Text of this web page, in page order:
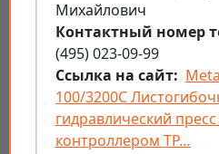
Михайлович
Контактный номер
(495) 023-09-99
Ссылка на сайт
100/3200C
гидравлический
контроллером TP…